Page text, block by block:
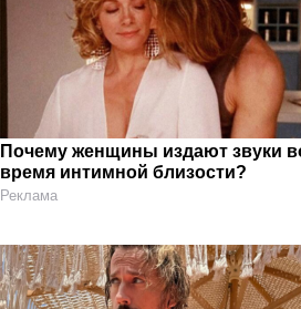
Почему женщины издают звуки
время интимной близости?
Реклама